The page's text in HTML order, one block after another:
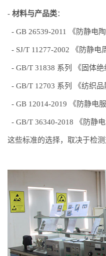
- 材料与产品类：
- GB 26539-2011 《防静电陶
- SJ/T 11277-2002 《防静电
- GB/T 31838 系列 《固体绝
- GB/T 12703 系列 《纺织品
- GB 12014-2019 《防静电服
- GB/T 36340-2018 《防静
这些标准的选择，取决于检测